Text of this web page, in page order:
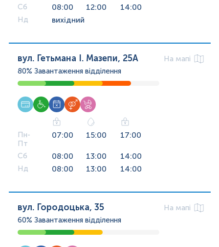
Сб 08:00 12:00 14:00
Нд вихідний
вул. Гетьмана І. Мазепи, 25А
На мапі
80% Завантаження відділення
Пн-
Пт
07:00 15:00 17:00
Сб 08:00 13:00 14:00
Нд 08:00 13:00 14:00
вул. Городоцька, 35
На мапі
60% Завантаження відділення